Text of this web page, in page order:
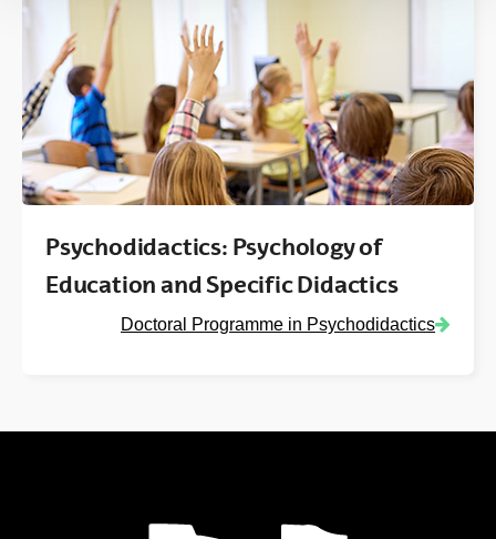
Psychodidactics: Psychology of
Education and Specific Didactics
Doctoral Programme in Psychodidactics